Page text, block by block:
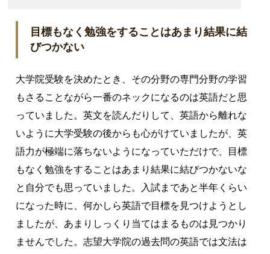
目標もなく勉強をすることはあまり結果に結
びつかない
大学院受験を決めたとき、その分野の専門分野の学習
もさることながら一番のネックになるのは英語だと思
っていました。英文を読んだりして、英語から離れな
いように大学受験の後からも心がけていましたが、英
語力が極端に落ちないようになっていただけで、目標
もなく勉強をすることはあまり結果に結びつかないな
と自分でも思っていました。入試まであと半年くらい
になった時に、何かしら英語で目標を見つけようとし
ましたが、あまりしっくり当てはまるものは見つかり
ませんでした。志望大学院の過去問の英語では文法は